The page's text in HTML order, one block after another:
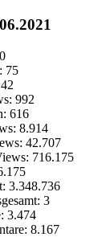
0
75
42
992
616
8.914
42.707
716.175
3.348.736
3
3.474
8.167